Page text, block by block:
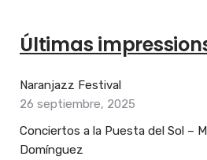
Últimas
Naranjazz Festival
26 septiembre, 2025
Conciertos a la Puesta del Sol –
Domínguez